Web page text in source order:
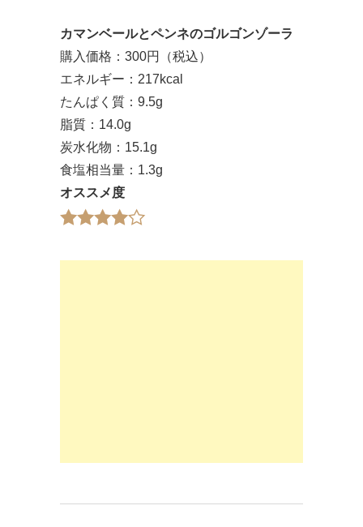
カマンベールとペンネのゴルゴンゾーラ
購入価格：300円（税込）
エネルギー：217kcal
たんぱく質：9.5g
脂質：14.0g
炭水化物：15.1g
食塩相当量：1.3g
オススメ度